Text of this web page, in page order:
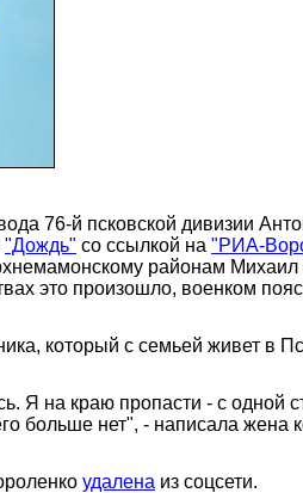
76-й псковской дивизии
"Дождь" со ссылкой на "РИА-
районам
это произошло, военком
который с семьей живет в
Я на краю пропасти - с одной
больше нет", - написала жена
удалена из соцсети.